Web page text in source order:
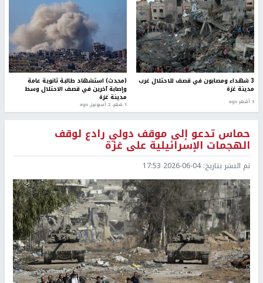
3 شهداء ومصابون في قصف للاحتلال غرب
مدينة غزة
3 أشهر ago
(محدث) استشهاد طالبة ثانوية عامة
وإصابة آخرين في قصف الاحتلال وسط
مدينة غزة
1 شهر، 2 أسبوعين ago
حماس تدعو إلى موقف دولي رادع لوقف
الهجمات الإسرائيلية على غزة
تم النشر بتاريخ:2026-06-04 17:53